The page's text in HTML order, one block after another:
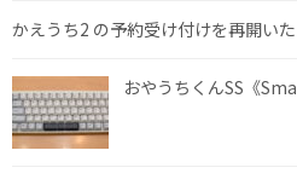
かえうち2 の予約受け付けを再開い
おやうちくんSS《